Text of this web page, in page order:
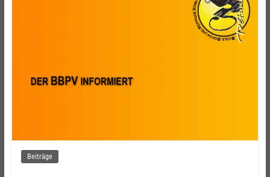
Beiträge